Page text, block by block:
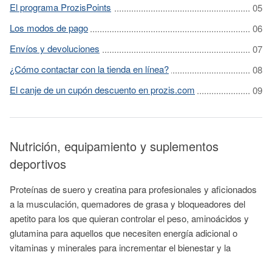
El programa ProzisPoints
Los modos de pago
Envíos y devoluciones
¿Cómo contactar con la tienda en línea?
El canje de un cupón descuento en prozis.com
Nutrición, equipamiento y suplementos
deportivos
Proteínas de suero y creatina para profesionales y aficionados
a la musculación, quemadores de grasa y bloqueadores del
apetito para los que quieran controlar el peso, aminoácidos y
glutamina para aquellos que necesiten energía adicional o
vitaminas y minerales para incrementar el bienestar y la